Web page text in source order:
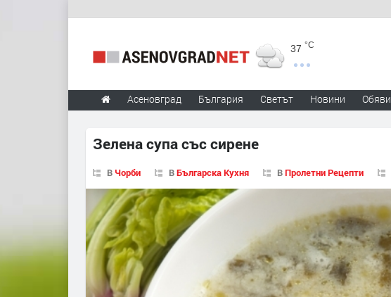
37 °C
Асеновград България Светът Новини Обяви
Зелена супа със сирене
ВЧорби ВБългарска Кухня ВПролетни Рецепти